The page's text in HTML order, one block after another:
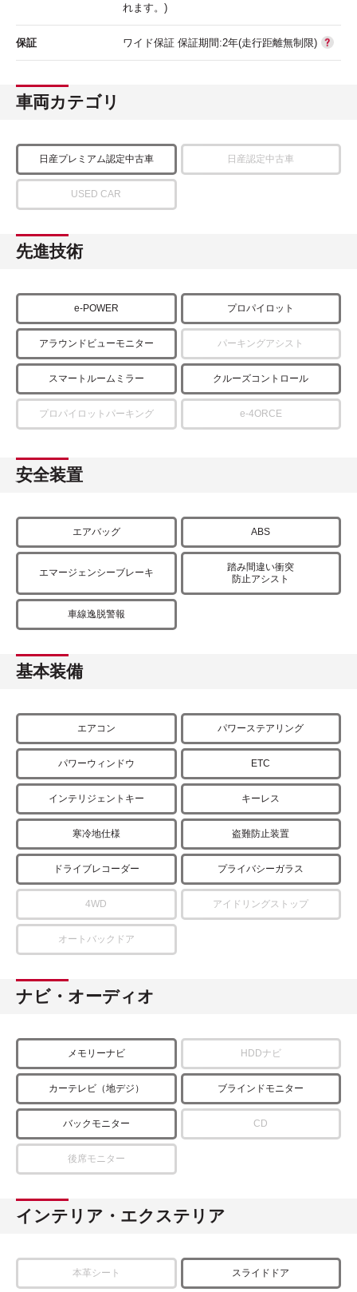
れます。)
保証 ワイド保証 保証期間:2年(走行距離無制限)
車両カテゴリ
日産プレミアム認定中古車 日産認定中古車
USED CAR
先進技術
e-POWER プロパイロット
アラウンドビューモニター パーキングアシスト
スマートルームミラー クルーズコントロール
プロパイロットパーキング e-4ORCE
安全装置
エアバッグ ABS
エマージェンシーブレーキ
踏み間違い衝突
防止アシスト
車線逸脱警報
基本装備
エアコン パワーステアリング
パワーウィンドウ ETC
インテリジェントキー キーレス
寒冷地仕様 盗難防止装置
ドライブレコーダー プライバシーガラス
4WD アイドリングストップ
オートバックドア
ナビ・オーディオ
メモリーナビ HDDナビ
カーテレビ（地デジ） ブラインドモニター
バックモニター CD
後席モニター
インテリア・エクステリア
本革シート スライドドア